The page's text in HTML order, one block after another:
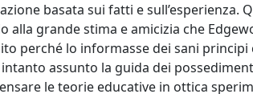
basata sui fatti e sull’esperienza.
grande stima e amicizia che
perché lo informasse dei sani principi
assunto la guida dei
le teorie educative in ottica